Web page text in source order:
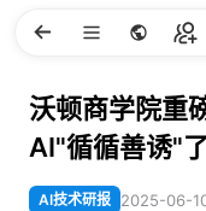
沃顿商学院重
AI"循循善诱"
AI技术研报 2025-06-